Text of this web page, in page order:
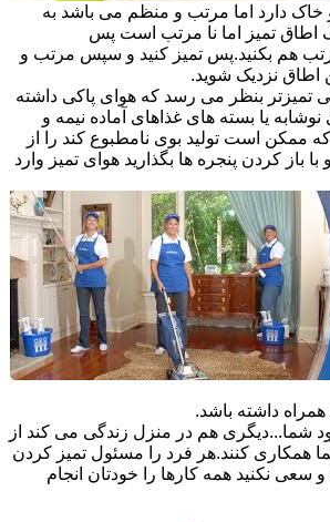
خاک دارد اما مرتب و منظم می باشد به
اطاق تمیز اما نا مرتب است پس
هم بکنید.پس تمیز کنید و سپس مرتب و
اطاق نزدیک شوید.
تمیزتر بنظر می رسد که هوای پاکی داشته
یا بسته های غذاهای آماده نیمه و
ممکن است تولید بوی نامطبوع کند را از
باز کردن پنجره ها بگذارید هوای تمیز وارد
همراه داشته باشد.
شما...دیگری هم در منزل زندگی می کند از
شما همکاری کنند.هر فرد را مسئول تمیز کردن
و سعی نکنید همه کارها را خودتان انجام